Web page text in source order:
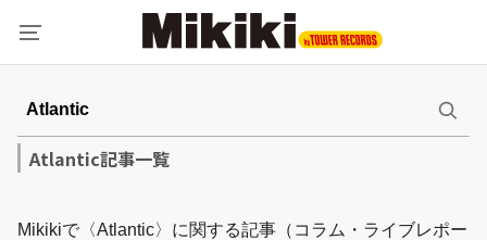
Atlantic記事一覧
Mikikiで〈Atlantic〉に関する記事（コラム・ライブレポー